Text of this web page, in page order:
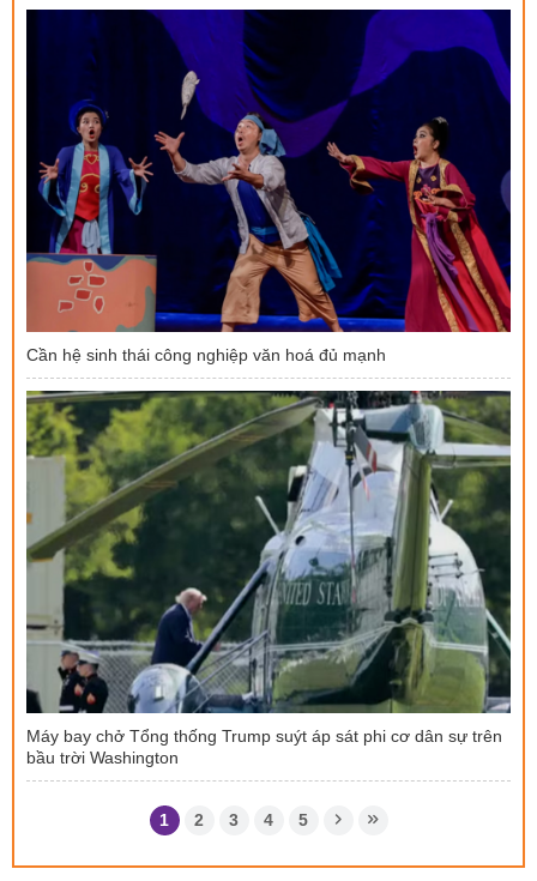
Cần hệ sinh thái công nghiệp văn hoá đủ mạnh
Máy bay chở Tổng thống Trump suýt áp sát phi cơ dân sự trên
bầu trời Washington
1 2 3 4 5